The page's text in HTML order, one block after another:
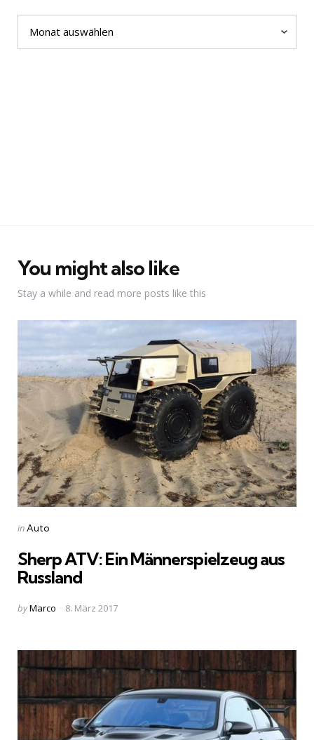
You might also like
Stay a while and read more posts like this
Categories
Posted
inAuto
Sherp ATV: Ein Männerspielzeug aus
Russland
Posted
byMarco 8. März 2017